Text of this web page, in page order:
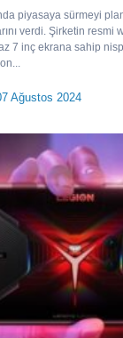
piyasaya sürmeyi
verdi. Şirketin resmi
7 inç ekrana sahip
Ağustos 2024